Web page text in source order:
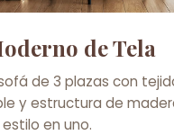
de Tela
de 3 plazas con
y estructura de
en uno.